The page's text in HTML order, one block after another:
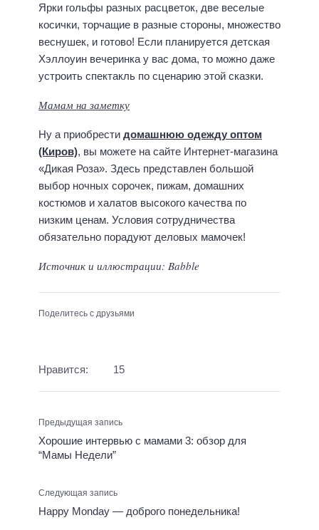
Ярки гольфы разных расцветок, две веселые
косички, торчащие в разные стороны, множество
веснушек, и готово! Если планируется детская
Хэллоуин вечеринка у вас дома, то можно даже
устроить спектакль по сценарию этой сказки.
Мамам на заметку
Ну а приобрести домашнюю одежду оптом
(Киров), вы можете на сайте Интернет-магазина
«Дикая Роза». Здесь представлен большой
выбор ночных сорочек, пижам, домашних
костюмов и халатов высокого качества по
низким ценам. Условия сотрудничества
обязательно порадуют деловых мамочек!
Источник и иллюстрации: Babble
Поделитесь с друзьями
Нравится: 15
Предыдущая запись
Хорошие интервью с мамами 3: обзор для
“Мамы Недели”
Следующая запись
Happy Monday — доброго понедельника!